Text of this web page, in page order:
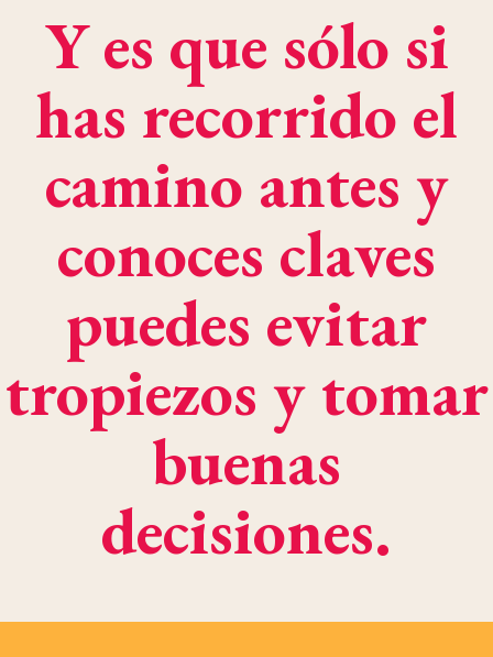
Y es que sólo si
has recorrido el
camino antes y
conoces claves
puedes evitar
tropiezos y tomar
buenas
decisiones.